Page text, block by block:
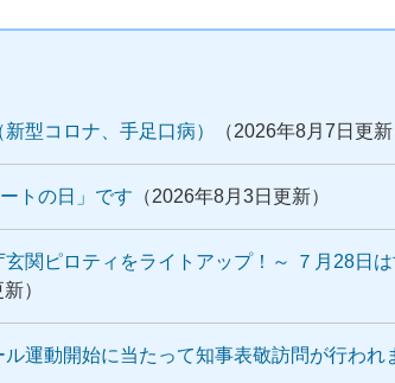
型コロナ、手足口病） （2026年8月7日更新
トの日」です （2026年8月3日更新）
関ピロティをライトアップ！～ ７月28日
）
運動開始に当たって知事表敬訪問が行われ